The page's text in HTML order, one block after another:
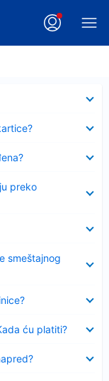
preko
smeštajnog
ću platiti?